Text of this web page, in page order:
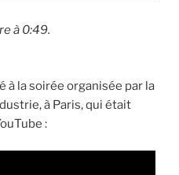
à 0:49.
à la soirée organisée par la
à Paris, qui était
: